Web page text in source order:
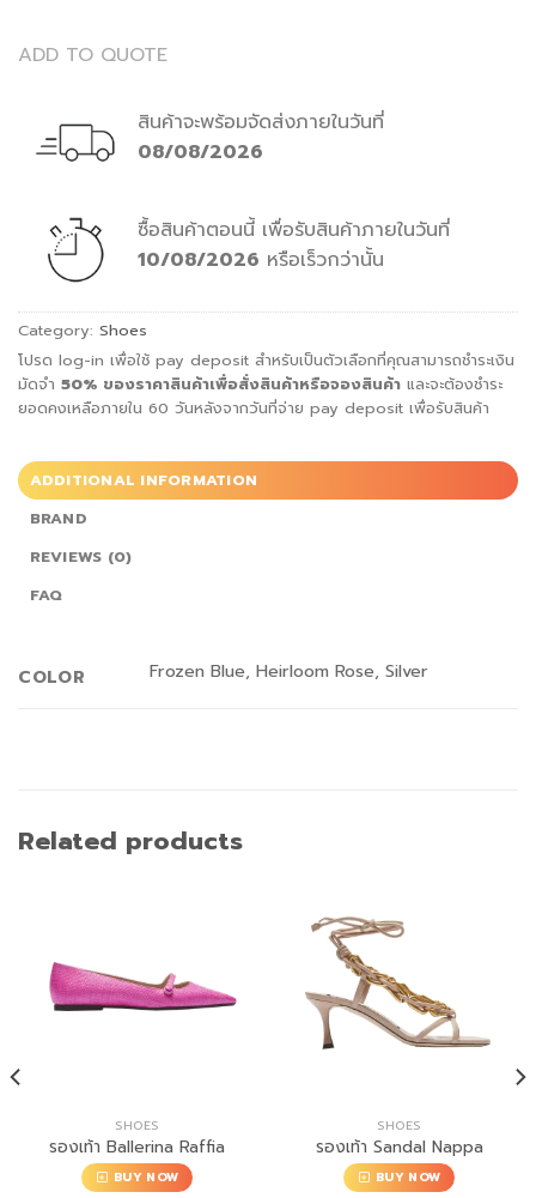
ADD TO QUOTE
สินค้าจะพร้อมจัดส่งภายในวันที่
08/08/2026
ซื้อสินค้าตอนนี้ เพื่อรับสินค้าภายในวันที่
10/08/2026 หรือเร็วกว่านั้น
Category: Shoes
โปรด log-in เพื่อใช้ pay deposit สำหรับเป็นตัวเลือกที่คุณสามารถชำระเงิน
มัดจำ 50% ของราคาสินค้าเพื่อสั่งสินค้าหรือจองสินค้า และจะต้องชำระ
ยอดคงเหลือภายใน 60 วันหลังจากวันที่จ่าย pay deposit เพื่อรับสินค้า
ADDITIONAL INFORMATION
BRAND
REVIEWS (0)
FAQ
COLOR Frozen Blue, Heirloom Rose, Silver
Related products
SHOES
รองเท้า Ballerina Raffia
BUY NOW
SHOES
รองเท้า Sandal Nappa
BUY NOW